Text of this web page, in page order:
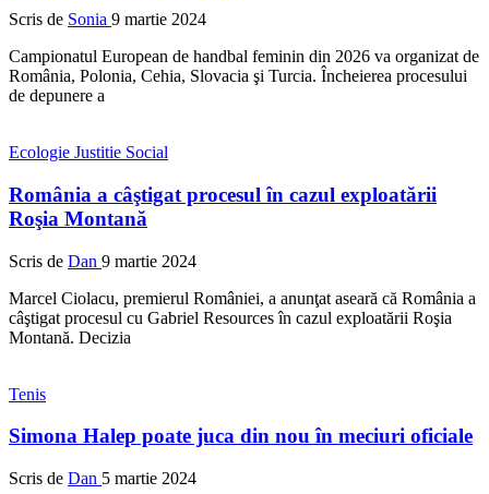
Scris de Sonia 9 martie 2024
Campionatul European de handbal feminin din 2026 va organizat de
România, Polonia, Cehia, Slovacia şi Turcia. Încheierea procesului
de depunere a
Ecologie Justitie Social
România a câştigat procesul în cazul exploatării
Roşia Montană
Scris de Dan 9 martie 2024
Marcel Ciolacu, premierul României, a anunţat aseară că România a
câştigat procesul cu Gabriel Resources în cazul exploatării Roşia
Montană. Decizia
Tenis
Simona Halep poate juca din nou în meciuri oficiale
Scris de Dan 5 martie 2024